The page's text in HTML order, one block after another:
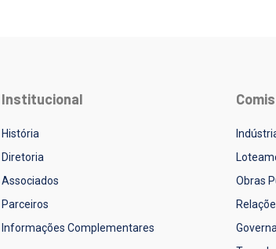
Institucional
História
Diretoria
Associados
Parceiros
Informações Complementares
Obras